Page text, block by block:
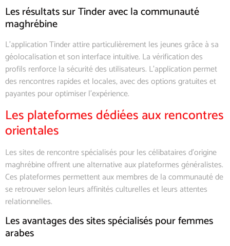
Les résultats sur Tinder avec la communauté
maghrébine
L’application Tinder attire particulièrement les jeunes grâce à sa
géolocalisation et son interface intuitive. La vérification des
profils renforce la sécurité des utilisateurs. L’application permet
des rencontres rapides et locales, avec des options gratuites et
payantes pour optimiser l’expérience.
Les plateformes dédiées aux rencontres
orientales
Les sites de rencontre spécialisés pour les célibataires d’origine
maghrébine offrent une alternative aux plateformes généralistes.
Ces plateformes permettent aux membres de la communauté de
se retrouver selon leurs affinités culturelles et leurs attentes
relationnelles.
Les avantages des sites spécialisés pour femmes
arabes